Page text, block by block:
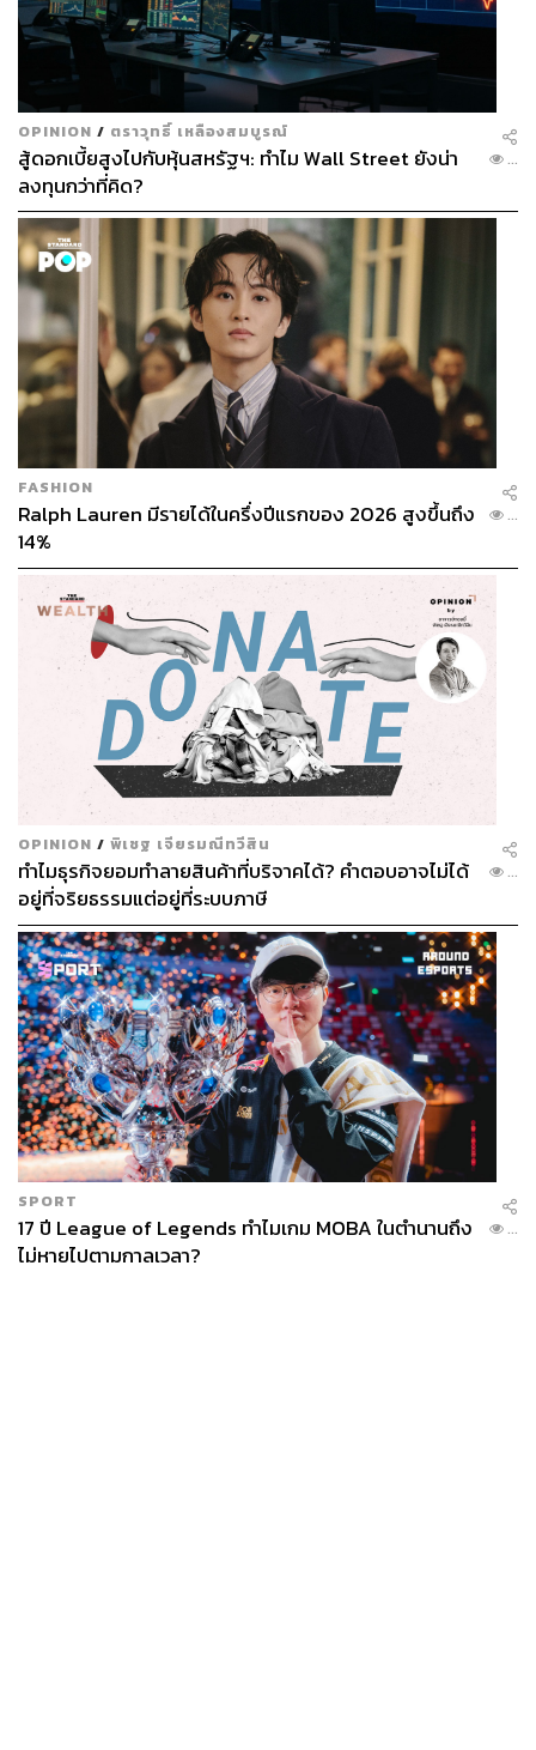
ABOUT THE AUTHOR
THE STANDARD TEAM
กองบรรณาธิการ THE STANDARD
OPINION / ตราวุทธิ์ เหลืองสมบูรณ์
สู้ดอกเบี้ยสูงไปกับหุ้นสหรัฐฯ: ทำไม Wall Street ยังน่า
ลงทุนกว่าที่คิด?
...
FASHION
Ralph Lauren มีรายได้ในครึ่งปีแรกของ 2026 สูงขึ้นถึง
14%
...
OPINION / พิเชฐ เจียรมณีทวีสิน
ทำไมธุรกิจยอมทำลายสินค้าที่บริจาคได้? คำตอบอาจไม่ได้
อยู่ที่จริยธรรมแต่อยู่ที่ระบบภาษี
...
SPORT
17 ปี League of Legends ทำไมเกม MOBA ในตำนานถึง
ไม่หายไปตามกาลเวลา?
...